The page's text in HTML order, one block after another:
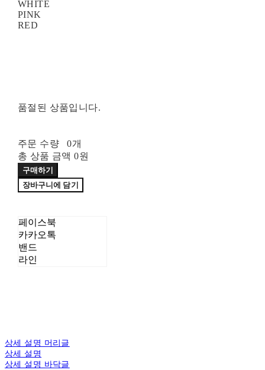
WHITE
PINK
RED
품절된 상품입니다.
주문 수량
0개
총 상품 금액 0원
구매하기
장바구니에 담기
페이스북
카카오톡
밴드
라인
상세 설명 머리글
상세 설명
상세 설명 바닥글